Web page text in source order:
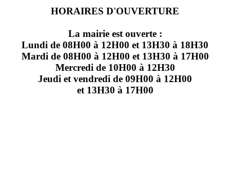
HORAIRES D'OUVERTURE
La mairie est ouverte :
Lundi de 08H00 à 12H00 et 13H30 à 18H30
Mardi de 08H00 à 12H00 et 13H30 à 17H00
Mercredi de 10H00 à 12H30
Jeudi et vendredi de 09H00 à 12H00
et 13H30 à 17H00